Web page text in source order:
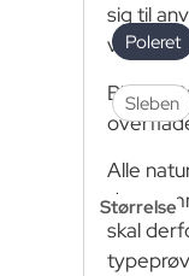
Poleret
Sleben
Størrelse
sig til
Bianco
Alle
den
skal